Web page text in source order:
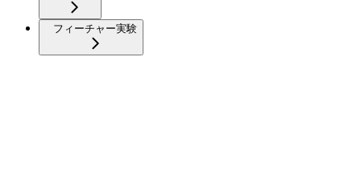
フィーチャー実験